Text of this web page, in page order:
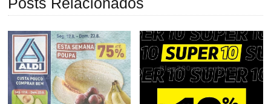
Posts Relacionados